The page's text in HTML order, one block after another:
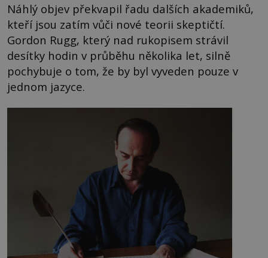
Náhlý objev překvapil řadu dalších akademiků,
kteří jsou zatím vůči nové teorii skeptičtí.
Gordon Rugg, který nad rukopisem strávil
desítky hodin v průběhu několika let, silně
pochybuje o tom, že by byl vyveden pouze v
jednom jazyce.